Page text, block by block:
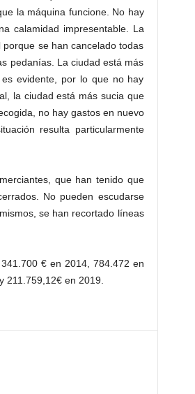
la máquina funcione. No hay
calamidad impresentable. La
se han cancelado todas
pedanías. La ciudad está más
evidente, por lo que no hay
la ciudad está más sucia que
no hay gastos en nuevo
resulta particularmente
que han tenido que
No pueden escudarse
se han recortado líneas
€ en 2014, 784.472 en
211.759,12€ en 2019.